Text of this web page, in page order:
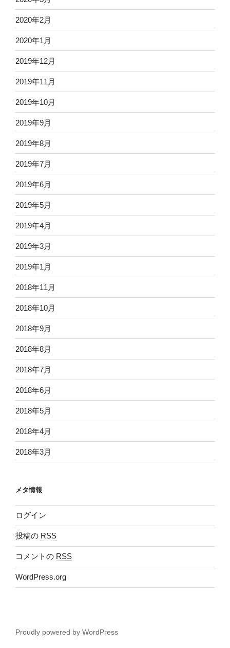
2020年2月
2020年1月
2019年12月
2019年11月
2019年10月
2019年9月
2019年8月
2019年7月
2019年6月
2019年5月
2019年4月
2019年3月
2019年1月
2018年11月
2018年10月
2018年9月
2018年8月
2018年7月
2018年6月
2018年5月
2018年4月
2018年3月
メタ情報
ログイン
投稿の RSS
コメントの RSS
WordPress.org
Proudly powered by WordPress